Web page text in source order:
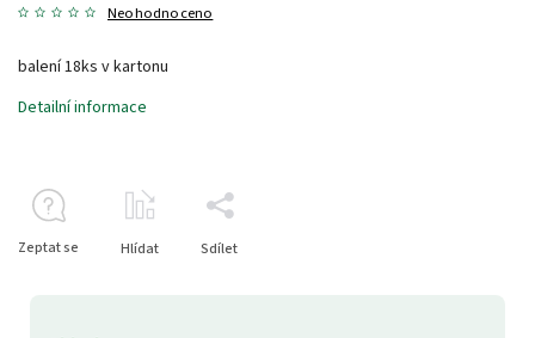
Neohodnoceno
balení 18ks v kartonu
Detailní informace
Zeptat se Hlídat Sdílet